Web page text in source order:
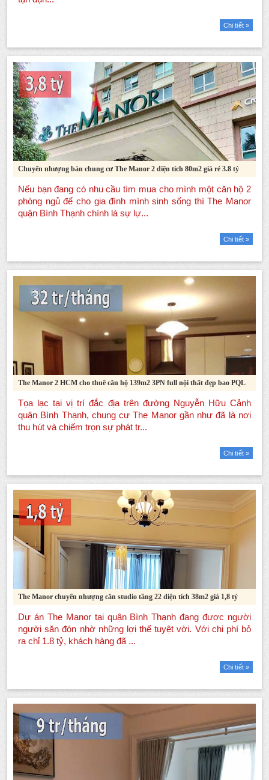
Chi tiết »
Chuyển nhượng bán chung cư The Manor 2 diện tích 80m2 giá rẻ 3.8 tỷ
Chi tiết »
The Manor 2 HCM cho thuê căn hộ 139m2 3PN full nội thất đẹp bao PQL
Chi tiết »
The Manor chuyển nhượng căn studio tầng 22 diện tích 38m2 giá 1,8 tỷ
Chi tiết »